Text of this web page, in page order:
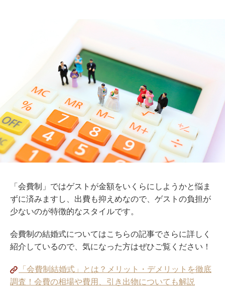
「会費制」 ではゲストが金額をいくらにしようかと悩ま
ずに済みますし、出費も抑えめなので、ゲストの負担が
少ないのが特徴的なスタイルです。
会費制の結婚式についてはこちらの記事でさらに詳しく
紹介しているので、気になった方はぜひご覧ください！
「会費制結婚式」とは？メリット・デメリットを徹底
調査！会費の相場や費用、引き出物についても解説